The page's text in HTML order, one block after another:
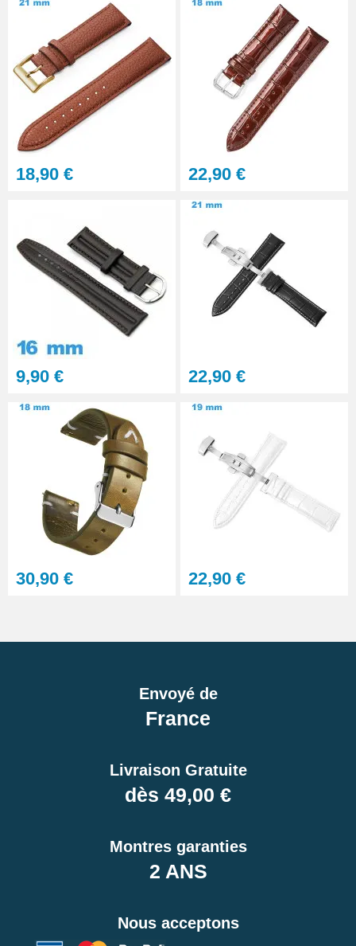
18,90 € 22,90 €
9,90 € 22,90 €
30,90 € 22,90 €
Envoyé de
France
Livraison Gratuite
dès 49,00 €
Montres garanties
2 ANS
Nous acceptons